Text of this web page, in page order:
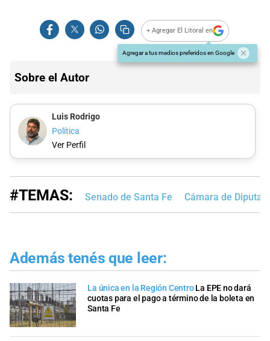
+ Agregar El Litoral en
Agregar a tus medios preferidos en Google
Sobre el Autor
Luis Rodrigo
Política
Ver Perfil
#TEMAS: Senado de Santa Fe Cámara de
Además tenés que leer:
La única en la Región Centro La EPE no dará
cuotas para el pago a término de la boleta en
Santa Fe